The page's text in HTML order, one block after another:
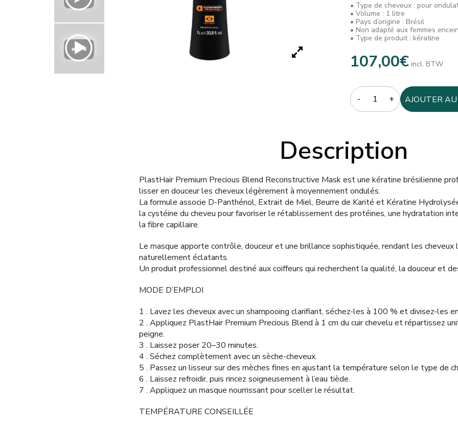
• Type de cheveux : pour
• Volume : 1 litre
• Pays d’origine : Brésil
• Non adapté aux femmes
• Type de produit : kératine
107,00€ incl. BTW
Quantity
AJOUTER
Description
PlastHair Premium Precious Blend Reconstructive Mask est une kératine brésilienne
lisser en douceur les cheveux légèrement à moyennement ondulés.
La formule associe D-Panthénol, Extrait de Miel, Beurre de Karité et Kératine
la cystéine du cheveu pour favoriser le rétablissement des protéines, une hydratation
la fibre capillaire.
Le masque apporte contrôle, douceur et une brillance sophistiquée, rendant les
naturellement éclatants.
Un produit professionnel destiné aux coiffeurs qui recherchent la qualité, la douceur et
MODE D’EMPLOI
1 . Lavez les cheveux avec un shampooing clarifiant, séchez-les à 100 % et divisez-les
2 . Appliquez PlastHair Premium Precious Blend à 1 cm du cuir chevelu et répartissez
peigne.
3 . Laissez poser 20–30 minutes.
4 . Séchez complètement avec un sèche-cheveux.
5 . Passez un lisseur sur des mèches fines en ajustant la température selon le type de
6 . Laissez refroidir, puis rincez soigneusement à l’eau tiède.
7 . Appliquez un masque nourrissant pour sceller le résultat.
TEMPÉRATURE CONSEILLÉE